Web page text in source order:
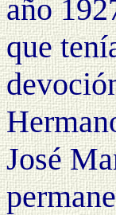
año
que
José